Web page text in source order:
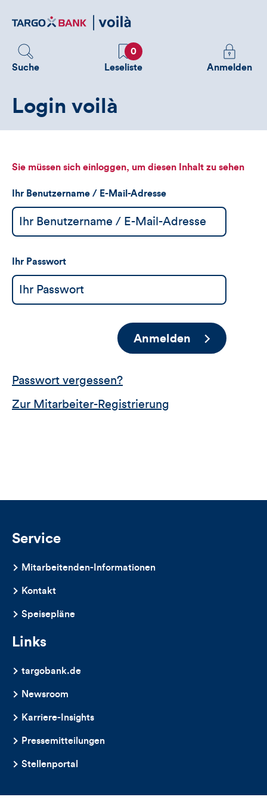
zum
Suche
Favoriten
0
Leseliste
Melden
Sie
sehen
Anmelden
Login voilà
Sie müssen sich einloggen, um diesen Inhalt zu sehen
Ihr Benutzername / E-Mail-Adresse
Ihr Passwort
Anmelden
Passwort vergessen?
Zur Mitarbeiter-Registrierung
Service
Mitarbeitenden-Informationen
Kontakt
Speisepläne
Links
targobank.de
Newsroom
Karriere-Insights
Pressemitteilungen
Stellenportal